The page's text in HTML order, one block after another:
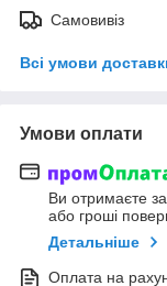
Самовивіз
Всі умови
Умови оплати
Ви отримаєте
або гроші
Детальніше
Оплата на